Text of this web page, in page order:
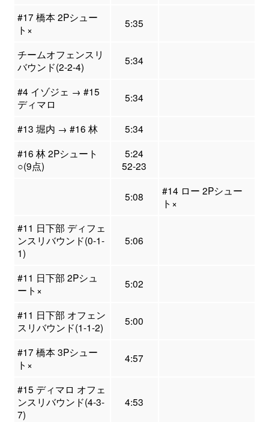
#17 橋本 2Pシュー
ト×
5:35
チームオフェンスリ
バウンド(2-2-4)
5:34
#4 イゾジェ → #15
ディマロ
5:34
#13 堀内 → #16 林
5:34
#16 林 2Pシュート
○(9点)
5:24
52-23
5:08
#14 ロー 2Pシュー
ト×
#11 日下部 ディフェ
ンスリバウンド(0-1-
1)
5:06
#11 日下部 2Pシュ
ート×
5:02
#11 日下部 オフェン
スリバウンド(1-1-2)
5:00
#17 橋本 3Pシュー
ト×
4:57
#15 ディマロ オフェ
ンスリバウンド(4-3-
7)
4:53